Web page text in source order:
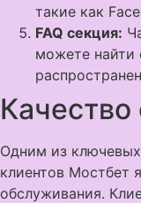
такие как
FAQ секция:
можете найти
Одним из
клиентов Мостбет
обслуживания.